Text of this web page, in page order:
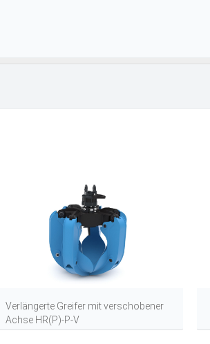
Verlängerte Greifer mit verschobener
Achse HR(P)-P-V